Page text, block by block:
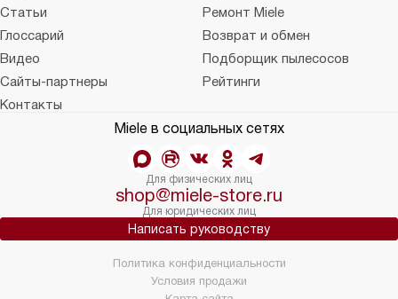
Статьи
Ремонт Miele
Глоссарий
Возврат и обмен
Видео
Подборщик пылесосов
Сайты-партнеры
Рейтинги
Контакты
Miele в социальных сетях
Для физических лиц
shop@miele-store.ru
Для юридических лиц
Написать руководству
Политика конфиденциальности
Условия продажи